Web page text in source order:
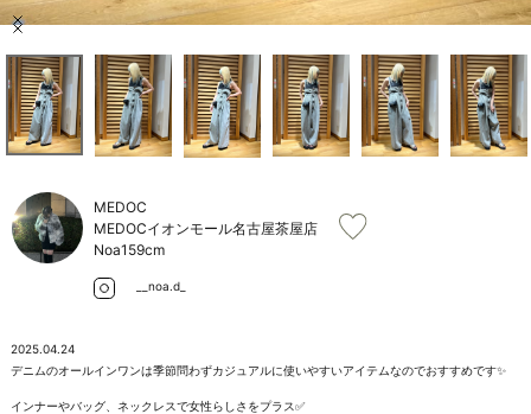
ご利用ガイド/ヘルプ
Item
of
MEDOC
MEDOCイオンモール名古屋茶屋店
Noa159cm
__noa.d_
2025.04.24
デニムのオールインワンは季節問わずカジュアルに使いやすいアイテムなのでおすすめです✨️
インナーやバッグ、ネックレスで女性らしさをプラス✅